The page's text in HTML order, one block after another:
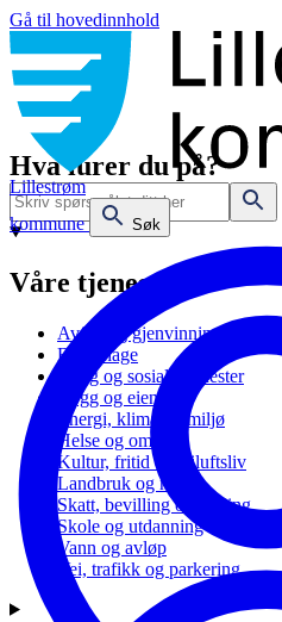
Gå til hovedinnhold
Lillestrøm
kommune
Søk
Hva lurer du på?
Våre tjenester
Avfall og gjenvinning
Barnehage
Bolig og sosiale tjenester
Bygg og eiendom
Energi, klima og miljø
Helse og omsorg
Kultur, fritid og friluftsliv
Landbruk og natur
Skatt, bevilling og næring
Skole og utdanning
Vann og avløp
Vei, trafikk og parkering